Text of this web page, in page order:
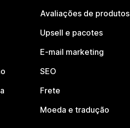
Avaliações de produtos
Upsell e pacotes
E-mail marketing
SEO
Frete
Moeda e tradução